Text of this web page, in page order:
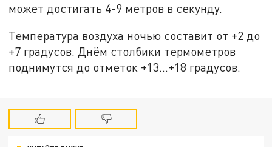
может достигать 4-9 метров в секунду.
Температура воздуха ночью составит от +2 до
+7 градусов. Днём столбики термометров
поднимутся до отметок +13…+18 градусов.